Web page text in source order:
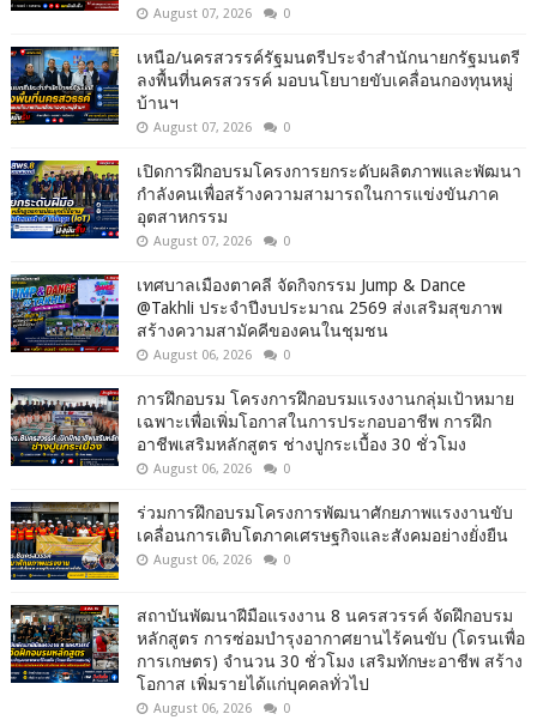
August 07, 2026 0
เหนือ/นครสวรรค์รัฐมนตรีประจำสำนักนายกรัฐมนตรี
ลงพื้นที่นครสวรรค์ มอบนโยบายขับเคลื่อนกองทุนหมู่
บ้านฯ
August 07, 2026 0
เปิดการฝึกอบรมโครงการยกระดับผลิตภาพและพัฒนา
กำลังคนเพื่อสร้างความสามารถในการแข่งขันภาค
อุตสาหกรรม
August 07, 2026 0
เทศบาลเมืองตาคลี จัดกิจกรรม Jump & Dance
@Takhli ประจำปีงบประมาณ 2569 ส่งเสริมสุขภาพ
สร้างความสามัคคีของคนในชุมชน
August 06, 2026 0
การฝึกอบรม โครงการฝึกอบรมแรงงานกลุ่มเป้าหมาย
เฉพาะเพื่อเพิ่มโอกาสในการประกอบอาชีพ การฝึก
อาชีพเสริมหลักสูตร ช่างปูกระเบื้อง 30 ชั่วโมง
August 06, 2026 0
ร่วมการฝึกอบรมโครงการพัฒนาศักยภาพแรงงานขับ
เคลื่อนการเติบโตภาคเศรษฐกิจและสังคมอย่างยั่งยืน
August 06, 2026 0
สถาบันพัฒนาฝีมือแรงงาน 8 นครสวรรค์ จัดฝึกอบรม
หลักสูตร การซ่อมบำรุงอากาศยานไร้คนขับ (โดรนเพื่อ
การเกษตร) จำนวน 30 ชั่วโมง เสริมทักษะอาชีพ สร้าง
โอกาส เพิ่มรายได้แก่บุคคลทั่วไป
August 06, 2026 0